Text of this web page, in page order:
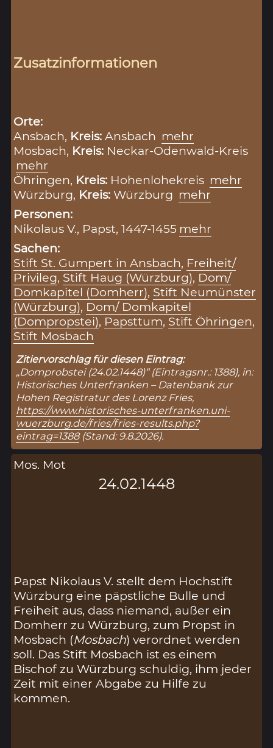
Zusatzinformationen
Orte:
Ansbach, Kreis:Ansbach mehr
Mosbach, Kreis: Neckar-Odenwald-Kreis
mehr
Öhringen, Kreis: Hohenlohekreis mehr
Würzburg, Kreis:Würzburg mehr
Personen:
Nikolaus V., Papst, 1447-1455 mehr
Sachen:
Stift St. Gumpert in Ansbach, Freiheit/
Privileg, Stift Haug (Würzburg), Dom/
Domkapitel (Domherr), Stift Neumünster
(Würzburg), Dom/ Domkapitel
(Dompropstei), Papsttum, Stift Öhringen,
Stift Mosbach
Zitiervorschlag für diesen Eintrag:
„Domprobstei (24.02.1448)“ (Eintragsnr.: 1388), in:
Historisches Unterfranken – Datenbank zur
Hohen Registratur des Lorenz Fries,
https://www.historisches-unterfranken.uni-
wuerzburg.de/fries/fries-results.php?
eintrag=1388(Stand: 9.8.2026).
Mos. Mot
24.02.1448
Papst Nikolaus V. stellt dem Hochstift
Würzburg eine päpstliche Bulle und
Freiheit aus, dass niemand, außer ein
Domherr zu Würzburg, zum Propst in
Mosbach (Mosbach) verordnet werden
soll. Das Stift Mosbach ist es einem
Bischof zu Würzburg schuldig, ihm jeder
Zeit mit einer Abgabe zu Hilfe zu
kommen.